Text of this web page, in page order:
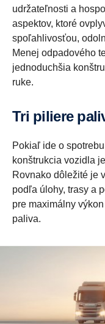
udržateľnosti a
aspektov, ktoré
spoľahlivosťou,
Menej odpadového
jednoduchšia
ruke.
Tri piliere
Pokiaľ ide o
konštrukcia vozidla
Rovnako dôležité je
podľa úlohy, trasy a
pre maximálny
paliva.